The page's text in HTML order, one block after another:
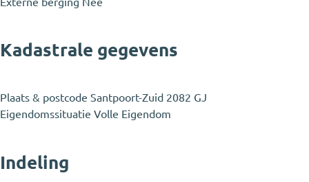
Kadastrale gegevens
Plaats & postcode Santpoort-Zuid 2082 GJ
Eigendomssituatie Volle Eigendom
Indeling